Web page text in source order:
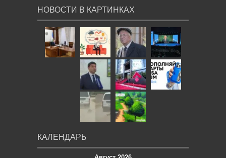
НОВОСТИ В КАРТИНКАХ
КАЛЕНДАРЬ